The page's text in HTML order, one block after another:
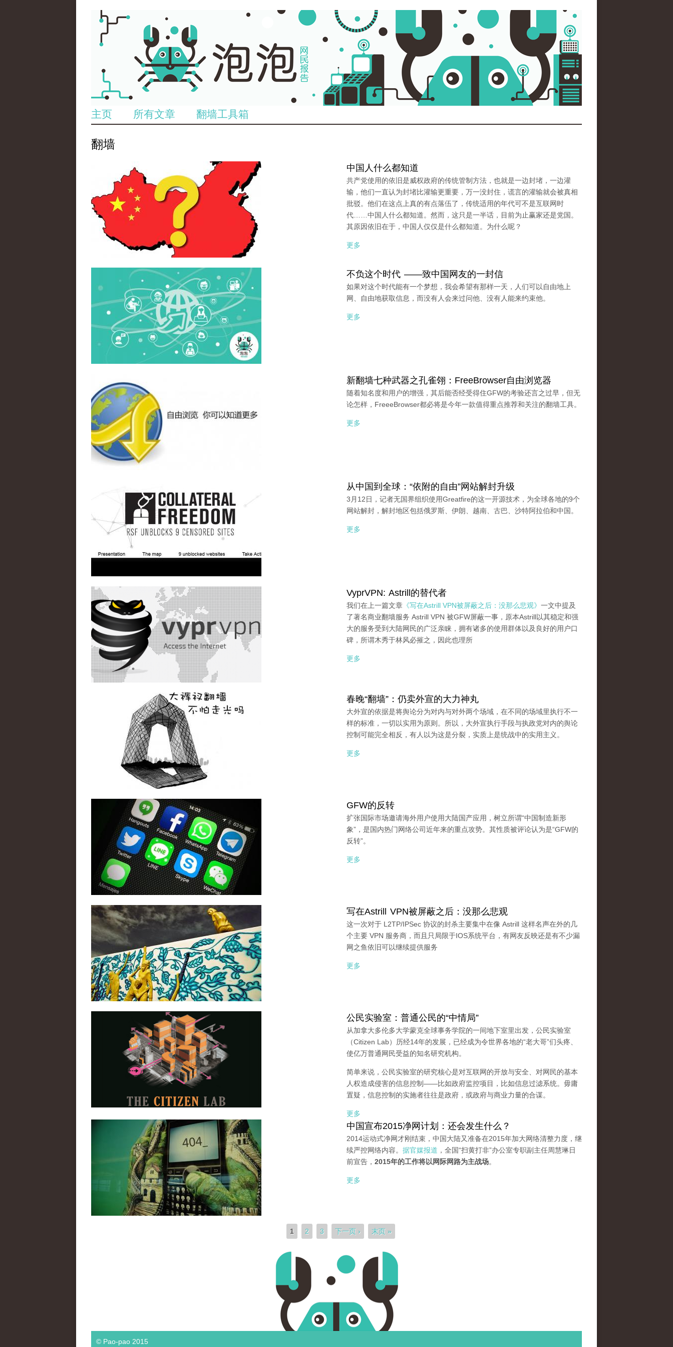
主页 所有文章 翻墙工具箱
翻墙
中国人什么都知道
共产党使用的依旧是威权政府的传统管制方法，也就是一边封堵，一边灌
输，他们一直认为封堵比灌输更重要，万一没封住，谎言的灌输就会被真相
批驳。他们在这点上真的有点落伍了，传统适用的年代可不是互联网时
代……中国人什么都知道。然而，这只是一半话，目前为止赢家还是党国。
其原因依旧在于，中国人仅仅是什么都知道。为什么呢？
更多
不负这个时代 ——致中国网友的一封信
如果对这个时代能有一个梦想，我会希望有那样一天，人们可以自由地上
网、自由地获取信息，而没有人会来过问他、没有人能来约束他。
更多
新翻墙七种武器之孔雀翎：FreeBrowser自由浏览器
随着知名度和用户的增强，其后能否经受得住GFW的考验还言之过早，但无
论怎样，FreeeBrowser都必将是今年一款值得重点推荐和关注的翻墙工具。
更多
从中国到全球：“依附的自由”网站解封升级
3月12日，记者无国界组织使用Greatfire的这一开源技术，为全球各地的9个
网站解封，解封地区包括俄罗斯、伊朗、越南、古巴、沙特阿拉伯和中国。
更多
VyprVPN: Astrill的替代者
我们在上一篇文章《写在Astrill VPN被屏蔽之后：没那么悲观》 一文中提及
了著名商业翻墙服务 Astrill VPN 被GFW屏蔽一事，原本Astrill以其稳定和强
大的服务受到大陆网民的广泛亲睐，拥有诸多的使用群体以及良好的用户口
碑，所谓木秀于林风必摧之，因此也理所
更多
春晚“翻墙”：仍卖外宣的大力神丸
大外宣的依据是将舆论分为对内与对外两个场域，在不同的场域里执行不一
样的标准，一切以实用为原则。所以，大外宣执行手段与执政党对内的舆论
控制可能完全相反，有人以为这是分裂，实质上是统战中的实用主义。
更多
GFW的反转
扩张国际市场邀请海外用户使用大陆国产应用，树立所谓“中国制造新形
象”，是国内热门网络公司近年来的重点攻势。其性质被评论认为是“GFW的
反转”。
更多
写在Astrill VPN被屏蔽之后：没那么悲观
这一次对于 L2TP/IPSec 协议的封杀主要集中在像 Astrill 这样名声在外的几
个主要 VPN 服务商，而且只局限于IOS系统平台，有网友反映还是有不少漏
网之鱼依旧可以继续提供服务
更多
公民实验室：普通公民的“中情局”
从加拿大多伦多大学蒙克全球事务学院的一间地下室里出发，公民实验室
（Citizen Lab）历经14年的发展，已经成为令世界各地的“老大哥”们头疼、
使亿万普通网民受益的知名研究机构。
简单来说，公民实验室的研究核心是对互联网的开放与安全、对网民的基本
人权造成侵害的信息控制——比如政府监控项目，比如信息过滤系统。毋庸
置疑，信息控制的实施者往往是政府，或政府与商业力量的合谋。
更多
中国宣布2015净网计划：还会发生什么？
2014运动式净网才刚结束，中国大陆又准备在2015年加大网络清整力度，继
续严控网络内容。 据官媒报道 ，全国“扫黄打非”办公室专职副主任周慧琳日
前宣告， 2015年的工作将以网际网路为主战场。
更多
1 2 3 下一页 › 末页 »
© Pao-pao 2015